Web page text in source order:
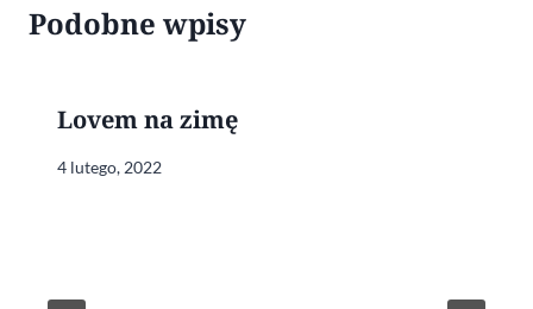
Podobne wpisy
Lovem na zimę
4 lutego, 2022